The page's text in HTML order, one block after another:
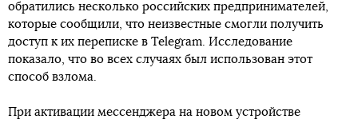
обратились несколько российских предпринимателей,
которые сообщили, что неизвестные смогли получить
доступ к их переписке в Telegram. Исследование
показало, что во всех случаях был использован этот
способ взлома.
При активации мессенджера на новом устройстве